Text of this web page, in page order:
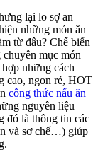
lại lo sợ an
những món ăn
từ đâu? Chế biến
mục món
những cách
cao, ngon rẻ, HOT
công thức nấu ăn
nguyên liệu
đó là thông tin các
và sơ chế…) giúp